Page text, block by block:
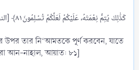
উপর তার নি‘আমতকে পূর্ণ করবেন, যাতে
আন-নাহাল, আয়াত: ৮১]